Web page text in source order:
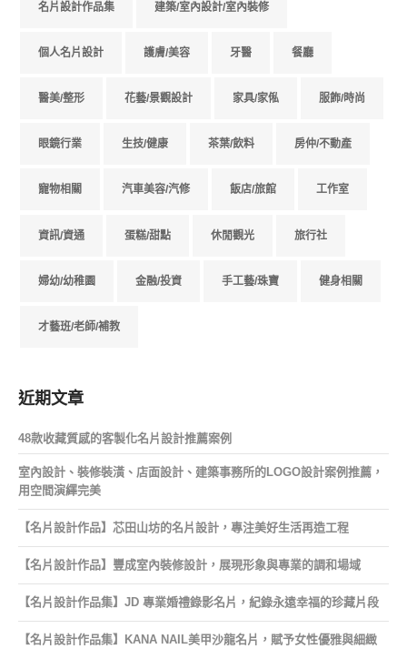
名片設計作品集 建築/室內設計/室內裝修
個人名片設計 護膚/美容 牙醫 餐廳
醫美/整形 花藝/景觀設計 家具/家俬 服飾/時尚
眼鏡行業 生技/健康 茶葉/飲料 房仲/不動產
寵物相關 汽車美容/汽修 飯店/旅館 工作室
資訊/資通 蛋糕/甜點 休閒觀光 旅行社
婦幼/幼稚園 金融/投資 手工藝/珠寶 健身相關
才藝班/老師/補教
近期文章
48款收藏質感的客製化名片設計推薦案例
室內設計、裝修裝潢、店面設計、建築事務所的LOGO設計案例推薦，
用空間演繹完美
【名片設計作品】芯田山坊的名片設計，專注美好生活再造工程
【名片設計作品】豐成室內裝修設計，展現形象與專業的調和場域
【名片設計作品集】JD 專業婚禮錄影名片，紀錄永遠幸福的珍藏片段
【名片設計作品集】KANA NAIL美甲沙龍名片，賦予女性優雅與細緻